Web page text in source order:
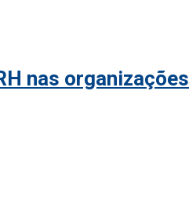
nas organizações